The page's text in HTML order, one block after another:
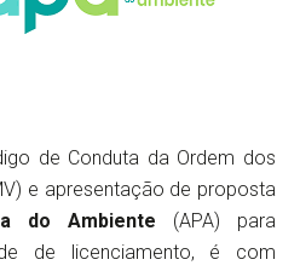
de Conduta da Ordem dos
e apresentação de proposta
do Ambiente
(APA) para
de licenciamento, é com